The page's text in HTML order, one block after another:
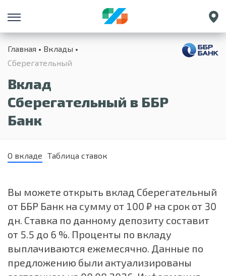
Санкт-Петербург
Екатеринбург
Главная
Вклады
Сберегательный
Вклад
Сберегательный в ББР
Банк
О вкладе Таблица ставок
Вы можете открыть вклад Сберегательный
от ББР Банк на сумму от 100 ₽ на срок от 30
дн. Ставка по данному депозиту составит
от 5.5 до 6 %. Проценты по вкладу
выплачиваются ежемесячно. Данные по
предложению были актуализированы